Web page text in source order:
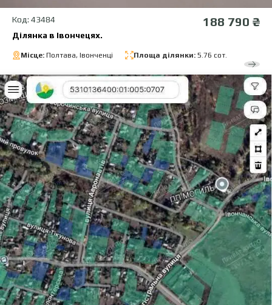
Код: 43484 188 790 ₴
Ділянка в Івончецях.
Місце: Полтава, Івонченці Площа ділянки: 5.76 сот.